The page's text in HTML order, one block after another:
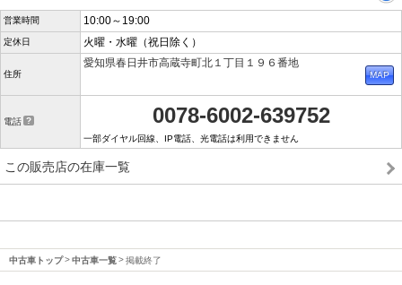
営業時間 10:00～19:00
定休日 火曜・水曜（祝日除く）
住所
愛知県春日井市高蔵寺町北１丁目１９６番地
電話 0078-6002-639752
一部ダイヤル回線、IP電話、光電話は利用できません
この販売店の在庫一覧
中古車トップ 中古車一覧 掲載終了